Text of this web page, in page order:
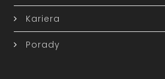
Kariera
Porady